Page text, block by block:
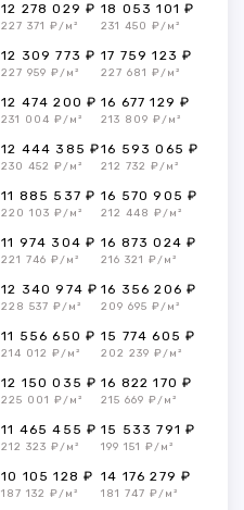
12 278 029 ₽
227 371 ₽/м²
18 053 101 ₽
231 450 ₽/м²
12 309 773 ₽
227 959 ₽/м²
17 759 123 ₽
227 681 ₽/м²
12 474 200 ₽
231 004 ₽/м²
16 677 129 ₽
213 809 ₽/м²
12 444 385 ₽
230 452 ₽/м²
16 593 065 ₽
212 732 ₽/м²
11 885 537 ₽
220 103 ₽/м²
16 570 905 ₽
212 448 ₽/м²
11 974 304 ₽
221 746 ₽/м²
16 873 024 ₽
216 321 ₽/м²
12 340 974 ₽
228 537 ₽/м²
16 356 206 ₽
209 695 ₽/м²
11 556 650 ₽
214 012 ₽/м²
15 774 605 ₽
202 239 ₽/м²
12 150 035 ₽
225 001 ₽/м²
16 822 170 ₽
215 669 ₽/м²
11 465 455 ₽
212 323 ₽/м²
15 533 791 ₽
199 151 ₽/м²
10 105 128 ₽
187 132 ₽/м²
14 176 279 ₽
181 747 ₽/м²